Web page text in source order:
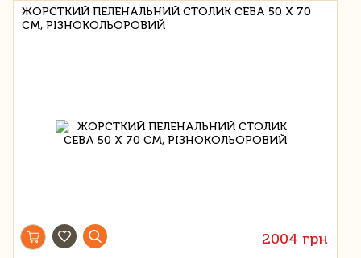
ЖОРСТКИЙ ПЕЛЕНАЛЬНИЙ СТОЛИК CEBA 50 Х 70
СМ, РІЗНОКОЛЬОРОВИЙ
2004 грн